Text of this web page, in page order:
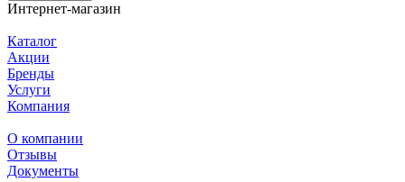
Интернет-магазин
Каталог
Акции
Бренды
Услуги
Компания
О компании
Отзывы
Документы